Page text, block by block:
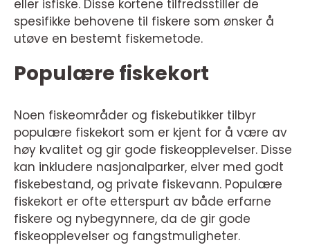
eller isfiske. Disse kortene tilfredsstiller de
spesifikke behovene til fiskere som ønsker å
utøve en bestemt fiskemetode.
Populære fiskekort
Noen fiskeområder og fiskebutikker tilbyr
populære fiskekort som er kjent for å være av
høy kvalitet og gir gode fiskeopplevelser. Disse
kan inkludere nasjonalparker, elver med godt
fiskebestand, og private fiskevann. Populære
fiskekort er ofte etterspurt av både erfarne
fiskere og nybegynnere, da de gir gode
fiskeopplevelser og fangstmuligheter.